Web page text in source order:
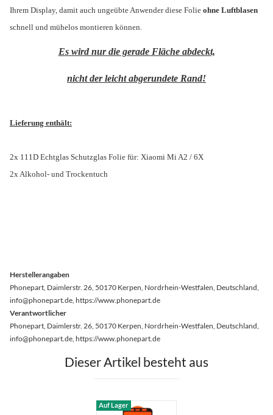
Ihrem Display, damit auch ungeübte Anwender diese Folie ohne Luftblasen
schnell und mühelos montieren können.
Es wird nur die gerade Fläche abdeckt,
nicht der leicht abgerundete Rand!
Lieferung enthält:
2x 111D Echtglas Schutzglas Folie für: Xiaomi Mi A2 / 6X
2x Alkohol- und Trockentuch
Herstellerangaben
Phonepart, Daimlerstr. 26, 50170 Kerpen, Nordrhein-Westfalen, Deutschland,
info@phonepart.de, https://www.phonepart.de
Verantwortlicher
Phonepart, Daimlerstr. 26, 50170 Kerpen, Nordrhein-Westfalen, Deutschland,
info@phonepart.de, https://www.phonepart.de
Dieser Artikel besteht aus
Auf Lager